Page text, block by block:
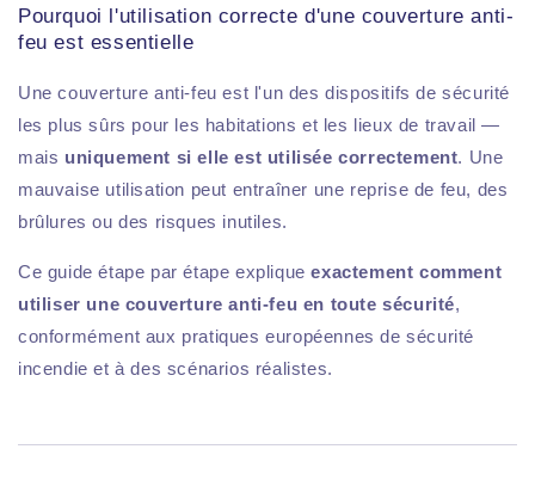
Pourquoi l'utilisation correcte d'une couverture anti-
feu est essentielle
Une couverture anti-feu est l'un des dispositifs de sécurité
les plus sûrs pour les habitations et les lieux de travail —
mais uniquement si elle est utilisée correctement. Une
mauvaise utilisation peut entraîner une reprise de feu, des
brûlures ou des risques inutiles.
Ce guide étape par étape expliqueexactement comment
utiliser une couverture anti-feu en toute sécurité,
conformément aux pratiques européennes de sécurité
incendie et à des scénarios réalistes.